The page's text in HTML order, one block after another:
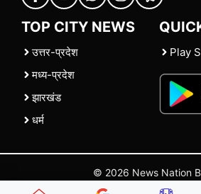
TOP CITY NEWS
उत्तर-प्रदेश
मध्य-प्रदेश
झारखंड
धर्म
Play
© 2026 News Nation
| |Contact Us |Policies